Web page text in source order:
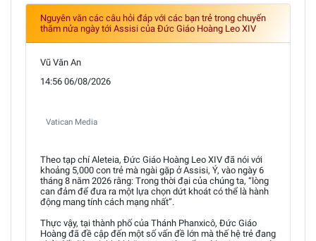
Nguyên văn các câu hỏi đáp với các bạn trẻ trong chuyến
thăm nửa ngày tới Assisi của Đức Giáo Hoàng Leo XIV
Vũ Văn An
14:56 06/08/2026
Vatican Media
Theo tạp chí Aleteia, Đức Giáo Hoàng Leo XIV đã nói với
khoảng 5,000 con trẻ mà ngài gặp ở Assisi, Ý, vào ngày 6
tháng 8 năm 2026 rằng: Trong thời đại của chúng ta, “lòng
can đảm để đưa ra một lựa chọn dứt khoát có thể là hành
động mang tính cách mạng nhất”.
Thực vậy, tại thành phố của Thánh Phanxicô, Đức Giáo
Hoàng đã đề cập đến một số vấn đề lớn mà thế hệ trẻ đang